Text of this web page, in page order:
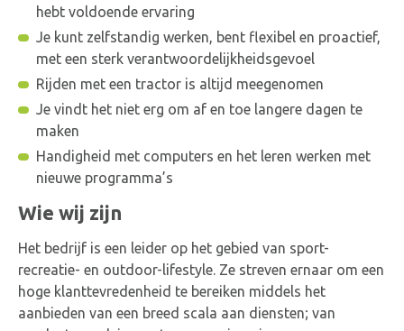
worden ze daarna per bestellingen in orde gemaakt
worden. Hiervoor dienen de pallets op juiste aantallen
op- of af te stapelen. Dit gebeurd nu nog handmatig,
zal onder andere inhouden om deze robot in te gaan
stellen en te gaan bedienen. Als uiteindelijk de
bestellingen klaar zijn voor verzending dienen ze te
worden voorzien van verzendetiketten en dient alles
klaar gemaakt te worden tot de transporteur de
verschillende bestellingen komt ophalen. Uiteraard
hoort het laden van de vrachtwagens die het gras
komen afhalen ook tot je taken.
hebt voldoende ervaring
Je kunt zelfstandig werken, bent flexibel en proactief,
met een sterk verantwoordelijkheidsgevoel
Rijden met een tractor is altijd meegenomen
Je vindt het niet erg om af en toe langere dagen te
maken
Handigheid met computers en het leren werken met
nieuwe programma’s
Wie wij zijn
Het bedrijf is een leider op het gebied van sport-
recreatie- en outdoor-lifestyle. Ze streven ernaar om een
hoge klanttevredenheid te bereiken middels het
aanbieden van een breed scala aan diensten; van